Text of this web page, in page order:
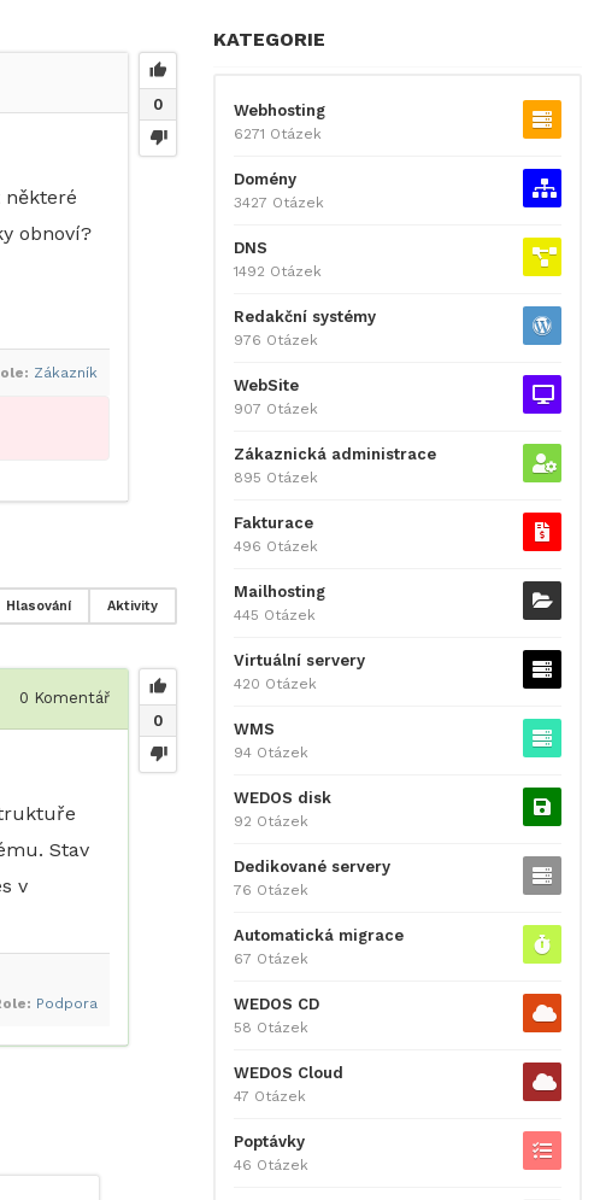
0
některé
obnoví?
Zákazník
Aktivity
Hlasování
0
0 Komentář
Stav
v
Podpora
KATEGORIE
Webhosting
6271 Otázek
Domény
3427 Otázek
DNS
1492 Otázek
Redakční systémy
976 Otázek
WebSite
907 Otázek
Zákaznická administrace
895 Otázek
Fakturace
496 Otázek
Mailhosting
445 Otázek
Virtuální servery
420 Otázek
WMS
94 Otázek
WEDOS disk
92 Otázek
Dedikované servery
76 Otázek
Automatická migrace
67 Otázek
WEDOS CD
58 Otázek
WEDOS Cloud
47 Otázek
Poptávky
46 Otázek